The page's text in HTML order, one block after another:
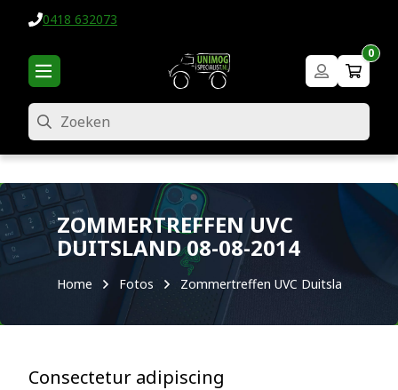
0418 632073
0
Zoeken
ZOMMERTREFFEN UVC
DUITSLAND 08-08-2014
Home Fotos Zommertreffen UVC Duitsland 08-
Consectetur adipiscing